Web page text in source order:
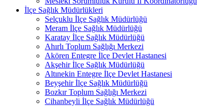
İlçe Sağlık Müdürlükleri
Selçuklu İlçe Sağlık Müdürlüğü
Meram İlçe Sağlık Müdürlüğü
Karatay İlçe Sağlık Müdürlüğü
Ahırlı Toplum Sağlığı Merkezi
Akören Entegre İlçe Devlet Hastanesi
Akşehir İlçe Sağlık Müdürlüğü
Altınekin Entegre İlçe Devlet Hastanesi
Beyşehir İlçe Sağlık Müdürlüğü
Bozkır Toplum Sağlığı Merkezi
Cihanbeyli İlçe Sağlık Müdürlüğü